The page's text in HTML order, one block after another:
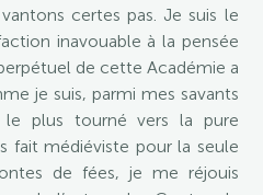
certes pas. Je suis le
inavouable à la pensée
de cette Académie a
je suis, parmi mes savants
le plus tourné vers la pure
fait médiéviste pour la seule
de fées, je me réjouis